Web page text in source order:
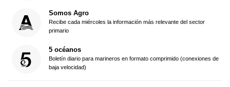
Somos Agro
Recibe cada miércoles la información más relevante del sector
primario
5 océanos
Boletín diario para marineros en formato comprimido (conexiones de
baja velocidad)